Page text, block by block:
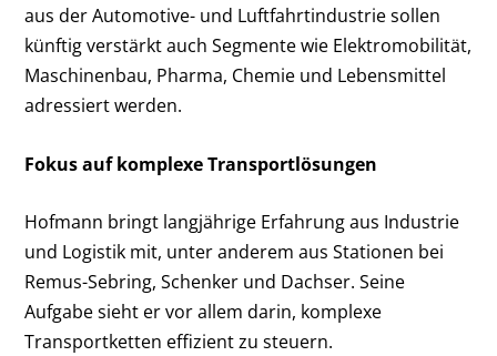
aus der Automotive- und Luftfahrtindustrie sollen
künftig verstärkt auch Segmente wie Elektromobilität,
Maschinenbau, Pharma, Chemie und Lebensmittel
adressiert werden.
Fokus auf komplexe Transportlösungen
Hofmann bringt langjährige Erfahrung aus Industrie
und Logistik mit, unter anderem aus Stationen bei
Remus-Sebring, Schenker und Dachser. Seine
Aufgabe sieht er vor allem darin, komplexe
Transportketten effizient zu steuern.